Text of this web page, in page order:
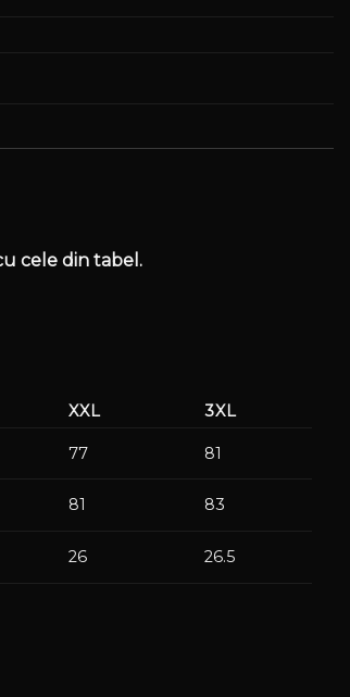
cele din tabel.
XXL 3XL
77 81
81 83
26 26.5